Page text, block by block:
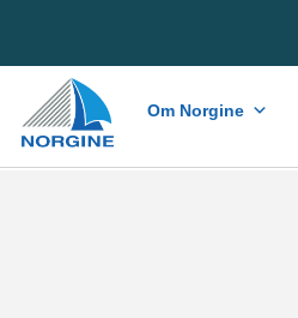
Home Om Norgine